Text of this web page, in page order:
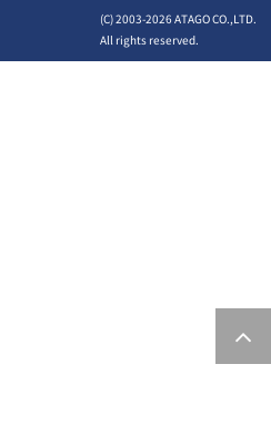
(C) 2003-2026 ATAGO CO.,LTD.
All rights reserved.